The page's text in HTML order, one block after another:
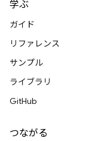
学ぶ
ガイド
リファレンス
サンプル
ライブラリ
GitHub
つながる